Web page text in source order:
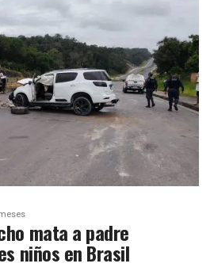
mata a padre
niños en Brasil